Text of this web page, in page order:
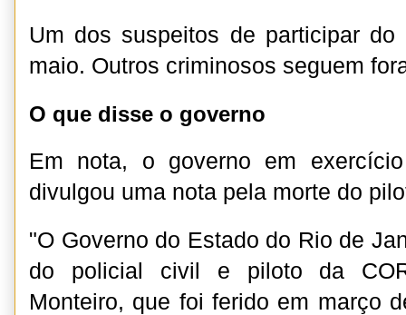
Um dos suspeitos de participar
maio. Outros criminosos seguem
O que disse o governo
Em nota, o governo em
divulgou uma nota pela morte do
"O Governo do Estado do Rio de
do policial civil e piloto da
Monteiro, que foi ferido em março